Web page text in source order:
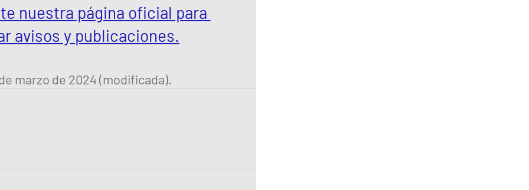
nuestra página oficial para
avisos y publicaciones.
marzo de 2024 (modificada).